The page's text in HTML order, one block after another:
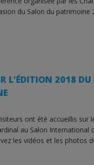
du Salon du patrimoine
L’ÉDITION 2018
ont été accueillis sur
au Salon International
les vidéos et les photos